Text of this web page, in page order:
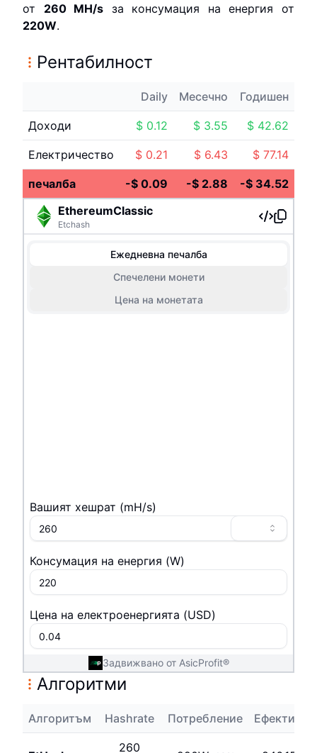
от
260 MH/s за консумация на енергия от
220W.
Рентабилност
Daily Месечно Годишен
Доходи $ 0.12 $ 3.55 $ 42.62
Електричество $ 0.21 $ 6.43 $ 77.14
печалба -$ 0.09 -$ 2.88 -$ 34.52
EthereumClassic
Etchash
Ежедневна печалба
Спечелени монети
Цена на монетата
Вашият хешрат (mH/s)
Консумация на енергия (W)
Цена на електроенергията (USD)
Задвижвано от AsicProfit®
Алгоритми
Алгоритъм Hashrate Потребление
260